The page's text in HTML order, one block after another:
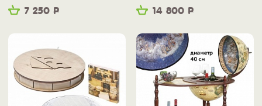
7 250 Р
14 800 Р